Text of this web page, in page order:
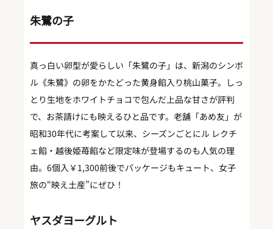
朱鷺の子
真っ白い卵型が愛らしい「朱鷺の子」は、新潟のシンボ
ル《朱鷺》の卵をかたどった黄身餡入り桃山菓子。しっ
とり生地をホワイトチョコで包んだ上品な甘さが評判
で、お茶請けにも映えるひと品です。老舗「あめ友」が
昭和30年代に考案して以来、シーズンごとにル レクチ
ェ餡・越後姫苺餡など限定味が登場するのも人気の理
由。6個入￥1,300前後でパッケージもキュート、女子
旅の“映え土産”にぜひ！
ヤスダヨーグルト